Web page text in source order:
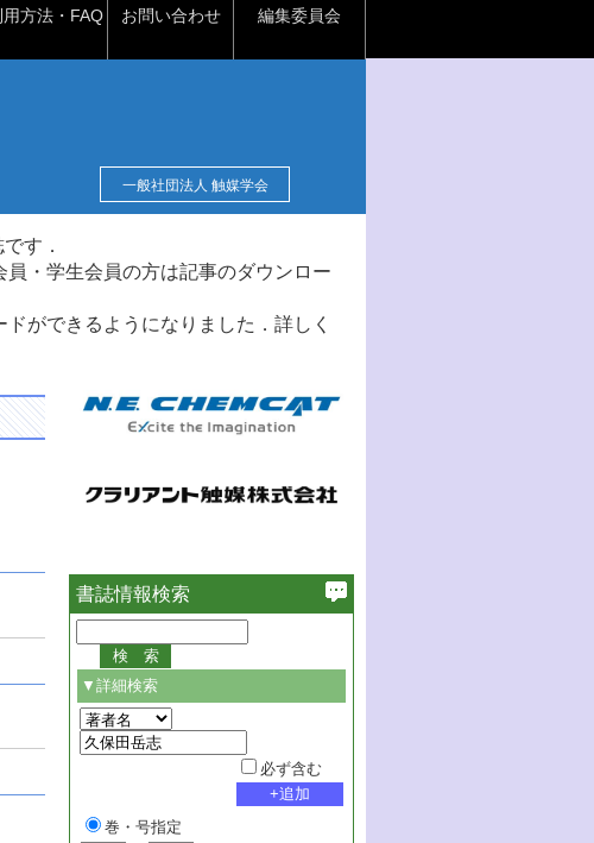
用方法・FAQ お問い合わせ 編集委員会
一般社団法人 触媒学会
す．
・学生会員の方は記事のダウンロー
ができるようになりました．詳しく
書誌情報検索
▼詳細検索
必ず含む
巻・号指定